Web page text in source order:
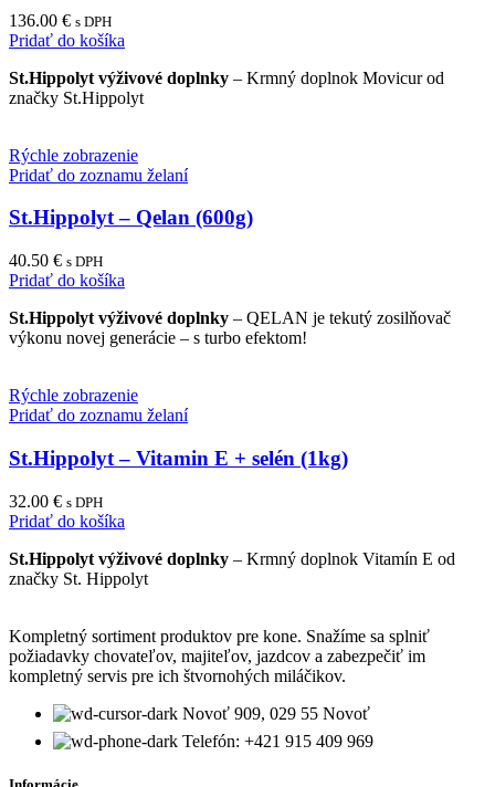
136.00 € s DPH
Pridať do košíka
St.Hippolyt výživové doplnky – Krmný doplnok Movicur od
značky St.Hippolyt
Rýchle zobrazenie
Pridať do zoznamu želaní
St.Hippolyt – Qelan (600g)
40.50 € s DPH
Pridať do košíka
St.Hippolyt výživové doplnky – QELAN je tekutý zosilňovač
výkonu novej generácie – s turbo efektom!
Rýchle zobrazenie
Pridať do zoznamu želaní
St.Hippolyt – Vitamin E + selén (1kg)
32.00 € s DPH
Pridať do košíka
St.Hippolyt výživové doplnky – Krmný doplnok Vitamín E od
značky St. Hippolyt
Kompletný sortiment produktov pre kone. Snažíme sa splniť
požiadavky chovateľov, majiteľov, jazdcov a zabezpečiť im
kompletný servis pre ich štvornohých miláčikov.
Novoť 909, 029 55 Novoť
Telefón: +421 915 409 969